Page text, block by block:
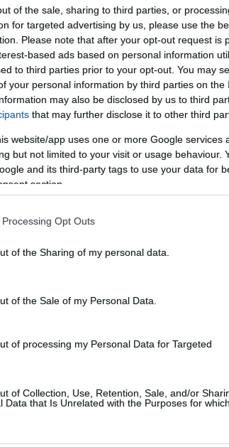
of the sale, sharing to third parties, or
for targeted advertising by us, please use the
Please note that after your opt-out request is
based ads based on personal information
to third parties prior to your opt-out. You may
your personal information by third parties on the
may also be disclosed by us to third
that may further disclose it to other third
website/app uses one or more Google services
but not limited to your visit or usage behaviour.
and its third-party tags to use your data for
section.
Opt Outs
of the Sharing of my personal data.
of the Sale of my Personal Data.
of processing my Personal Data for Targeted
of Collection, Use, Retention, Sale, and/or
Data that Is Unrelated with the Purposes for